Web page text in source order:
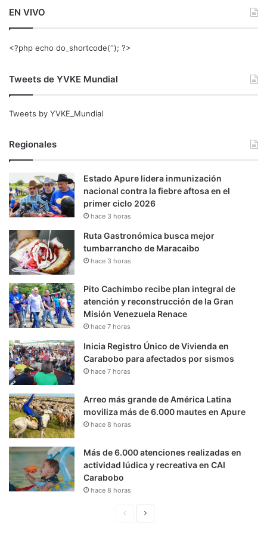
EN VIVO
<?php echo do_shortcode(‘‘); ?>
Tweets de YVKE Mundial
Tweets by YVKE_Mundial
Regionales
Estado Apure lidera inmunización
nacional contra la fiebre aftosa en el
primer ciclo 2026
hace 3 horas
Ruta Gastronómica busca mejor
tumbarrancho de Maracaibo
hace 3 horas
Pito Cachimbo recibe plan integral de
atención y reconstrucción de la Gran
Misión Venezuela Renace
hace 7 horas
Inicia Registro Único de Vivienda en
Carabobo para afectados por sismos
hace 7 horas
Arreo más grande de América Latina
moviliza más de 6.000 mautes en Apure
hace 8 horas
Más de 6.000 atenciones realizadas en
actividad lúdica y recreativa en CAI
Carabobo
hace 8 horas